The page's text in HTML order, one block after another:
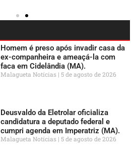
Homem é preso após invadir casa da
ex-companheira e ameaçá-la com
faca em Cidelândia (MA).
Malagueta Notícias 5 de agosto de 2026
Deusvaldo da Eletrolar oficializa
candidatura a deputado federal e
cumpri agenda em Imperatriz (MA).
Malagueta Notícias 5 de agosto de 2026